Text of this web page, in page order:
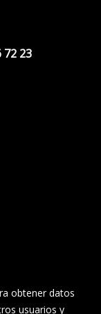
72 23
obtener datos
usuarios y